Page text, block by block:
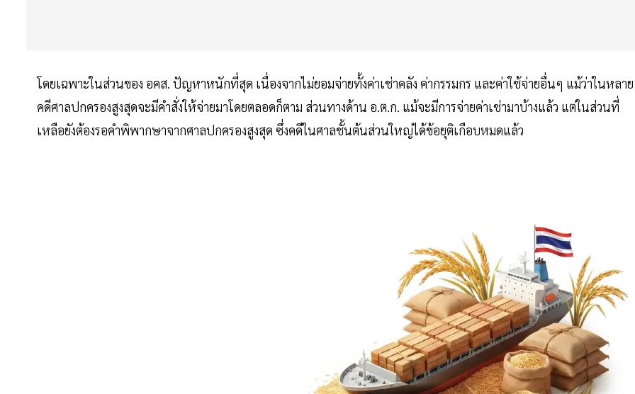
โดยเฉพาะในส่วนของ อคส. ปัญหาหนักที่สุด เนื่องจากไม่ยอมจ่ายทั้งค่าเช่าคลัง ค่ากรรมกร และค่าใช้จ่ายอื่นๆ แม้ว่าในหลาย
คดีศาลปกครองสูงสุดจะมีคำสั่งให้จ่ายมาโดยตลอดก็ตาม ส่วนทางด้าน อ.ต.ก. แม้จะมีการจ่ายค่าเช่ามาบ้างแล้ว แต่ในส่วนที่
เหลือยังต้องรอคำพิพากษาจากศาลปกครองสูงสุด ซึ่งคดีในศาลชั้นต้นส่วนใหญ่ได้ข้อยุติเกือบหมดแล้ว